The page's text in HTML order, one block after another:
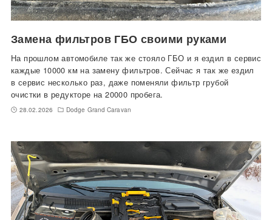
Замена фильтров ГБО своими руками
На прошлом автомобиле так же стояло ГБО и я ездил в сервис
каждые 10000 км на замену фильтров. Сейчас я так же ездил
в сервис несколько раз, даже поменяли фильтр грубой
очистки в редукторе на 20000 пробега.
28.02.2026 Dodge Grand Caravan